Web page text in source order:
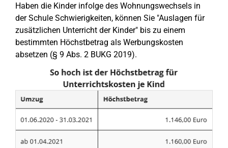
Haben die Kinder infolge des Wohnungswechsels in
der Schule Schwierigkeiten, können Sie "Auslagen für
zusätzlichen Unterricht der Kinder" bis zu einem
bestimmten Höchstbetrag als Werbungskosten
absetzen (§ 9 Abs. 2 BUKG 2019).